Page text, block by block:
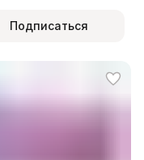
Подписаться